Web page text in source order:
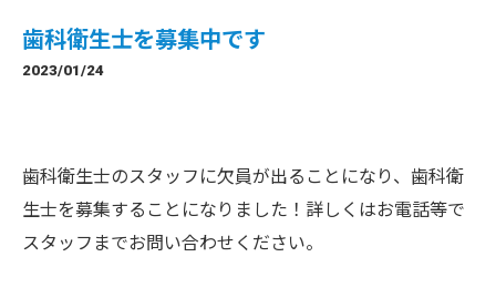
歯科衛生士を募集中です
2023/01/24
歯科衛生士のスタッフに欠員が出ることになり、歯科衛
生士を募集することになりました！詳しくはお電話等で
スタッフまでお問い合わせください。